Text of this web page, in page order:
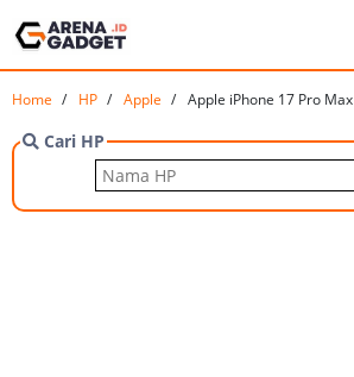
Home HP Apple Apple iPhone 17 Pro Max
Cari HP